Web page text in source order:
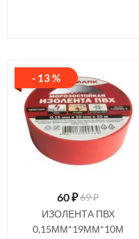
- 13 %
60₽69 ₽
ИЗОЛЕНТА ПВХ
0,15ММ*19ММ*10М